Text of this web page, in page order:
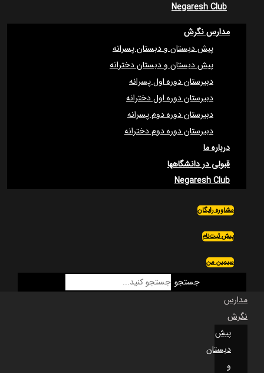
Negaresh Club
مدارس نگرش
پیش دبستان و دبستان پسرانه
پیش دبستان و دبستان دخترانه
دبیرستان دوره اول پسرانه
دبیرستان دوره اول دخترانه
دبیرستان دوره دوم پسرانه
دبیرستان دوره دوم دخترانه
درباره ما
قبولی در دانشگاهها
Negaresh Club
مشاوره رایگان
پیش ثبت‌نام
سیمین من
جستجو
مدارس
نگرش
پیش
دبستان
و